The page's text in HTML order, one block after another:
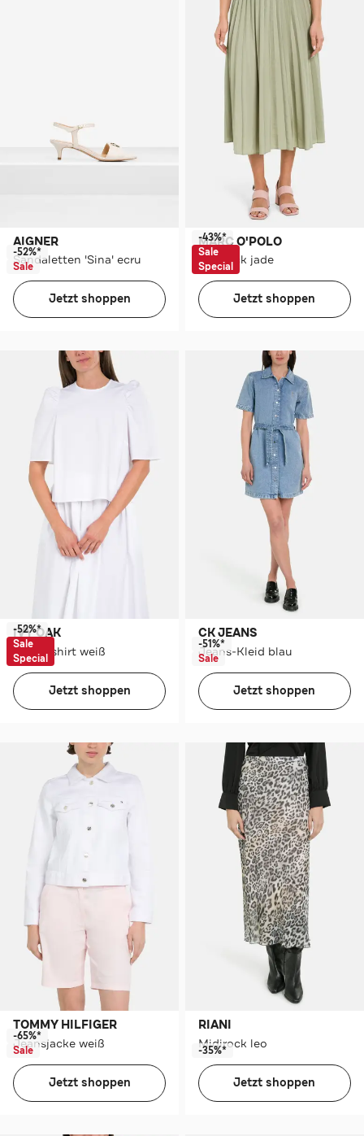
AIGNER
Sandaletten 'Sina' ecru
-52%*
Sale
Jetzt shoppen
MARC O'POLO
Midirock jade
-43%*
Sale
Special
Jetzt shoppen
IVY OAK
Blusenshirt weiß
-52%*
Sale
Special
Jetzt shoppen
CK JEANS
Jeans-Kleid blau
-51%*
Sale
Jetzt shoppen
TOMMY HILFIGER
Jeansjacke weiß
-65%*
Sale
Jetzt shoppen
RIANI
Midirock leo
-35%*
Jetzt shoppen